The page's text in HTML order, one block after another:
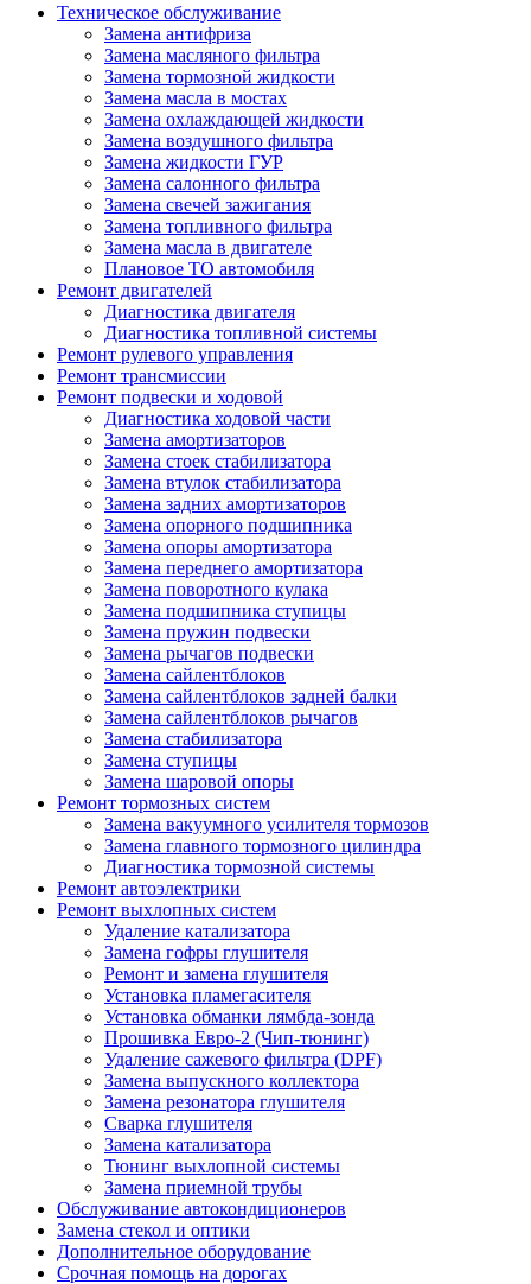
Техническое обслуживание
Замена антифриза
Замена масляного фильтра
Замена тормозной жидкости
Замена масла в мостах
Замена охлаждающей жидкости
Замена воздушного фильтра
Замена жидкости ГУР
Замена салонного фильтра
Замена свечей зажигания
Замена топливного фильтра
Замена масла в двигателе
Плановое ТО автомобиля
Ремонт двигателей
Диагностика двигателя
Диагностика топливной системы
Ремонт рулевого управления
Ремонт трансмиссии
Ремонт подвески и ходовой
Диагностика ходовой части
Замена амортизаторов
Замена стоек стабилизатора
Замена втулок стабилизатора
Замена задних амортизаторов
Замена опорного подшипника
Замена опоры амортизатора
Замена переднего амортизатора
Замена поворотного кулака
Замена подшипника ступицы
Замена пружин подвески
Замена рычагов подвески
Замена сайлентблоков
Замена сайлентблоков задней балки
Замена сайлентблоков рычагов
Замена стабилизатора
Замена ступицы
Замена шаровой опоры
Ремонт тормозных систем
Замена вакуумного усилителя тормозов
Замена главного тормозного цилиндра
Диагностика тормозной системы
Ремонт автоэлектрики
Ремонт выхлопных систем
Удаление катализатора
Замена гофры глушителя
Ремонт и замена глушителя
Установка пламегасителя
Установка обманки лямбда-зонда
Прошивка Евро-2 (Чип-тюнинг)
Удаление сажевого фильтра (DPF)
Замена выпускного коллектора
Замена резонатора глушителя
Сварка глушителя
Замена катализатора
Тюнинг выхлопной системы
Замена приемной трубы
Обслуживание автокондиционеров
Замена стекол и оптики
Дополнительное оборудование
Срочная помощь на дорогах